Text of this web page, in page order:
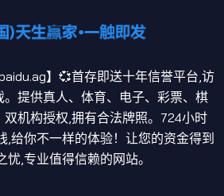
】💞首存即送十年信誉平台,访
提供真人、体育、电子、彩票、棋
机构授权,拥有合法牌照。724小时
,给你不一样的体验！让您的资金得到
,专业值得信赖的网站。